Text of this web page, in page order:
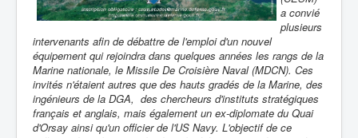
a convié
plusieurs
intervenants afin de débattre de l'emploi d'un nouvel
équipement qui rejoindra dans quelques années les rangs de la
Marine nationale, le Missile De Croisière Naval (MDCN). Ces
invités n'étaient autres que des hauts gradés de la Marine, des
ingénieurs de la DGA, des chercheurs d'instituts stratégiques
français et anglais, mais également un ex-diplomate du Quai
d'Orsay ainsi qu'un officier de l'US Navy. L'objectif de ce